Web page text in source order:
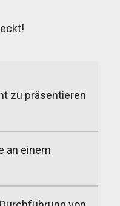
zu präsentieren
an einem